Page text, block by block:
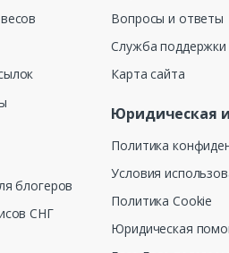
блогеров
СНГ
Вопросы и ответы
Служба поддержки
Карта сайта
Юридическая
Политика
Условия
Политика Cookie
Юридическая